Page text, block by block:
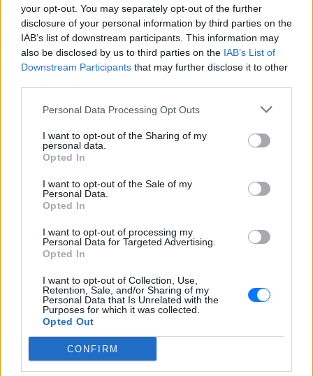
your opt-out. You may separately opt-out of the further
disclosure of your personal information by third parties on the
IAB’s list of downstream participants. This information may
also be disclosed by us to third parties on the IAB’s List of
Downstream Participants that may further disclose it to other
Personal Data Processing Opt Outs
I want to opt-out of the Sharing of my
personal data.
Opted In
I want to opt-out of the Sale of my
Personal Data.
Opted In
I want to opt-out of processing my
Personal Data for Targeted Advertising.
Opted In
I want to opt-out of Collection, Use,
Retention, Sale, and/or Sharing of my
Personal Data that Is Unrelated with the
Purposes for which it was collected.
Opted Out
CONFIRM
ΔΙΑΦΗΜΙΣΗ
ΔΕΙΤΕ ΕΠΙΣΗΣ